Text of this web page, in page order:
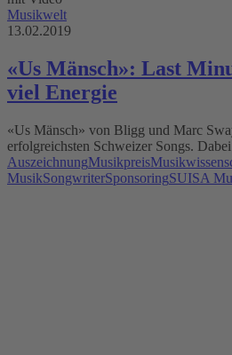
Musikwelt
13.02.2019
«Us Mänsch»: Last
viel Energie
«Us Mänsch» von Bligg und Marc
erfolgreichsten Schweizer Songs.
AuszeichnungMusikpreis
MusikSongwriterSponsoringSUISA